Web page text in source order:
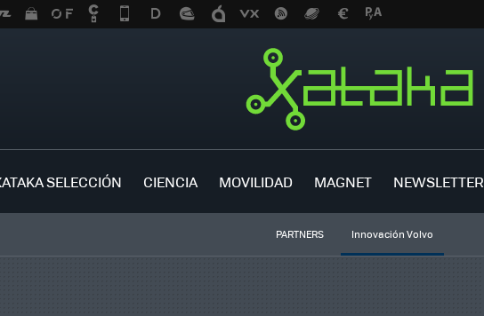
SELECCIÓN CIENCIA MOVILIDAD MAGNET NEWSLETTER
PARTNERS Innovación Volvo